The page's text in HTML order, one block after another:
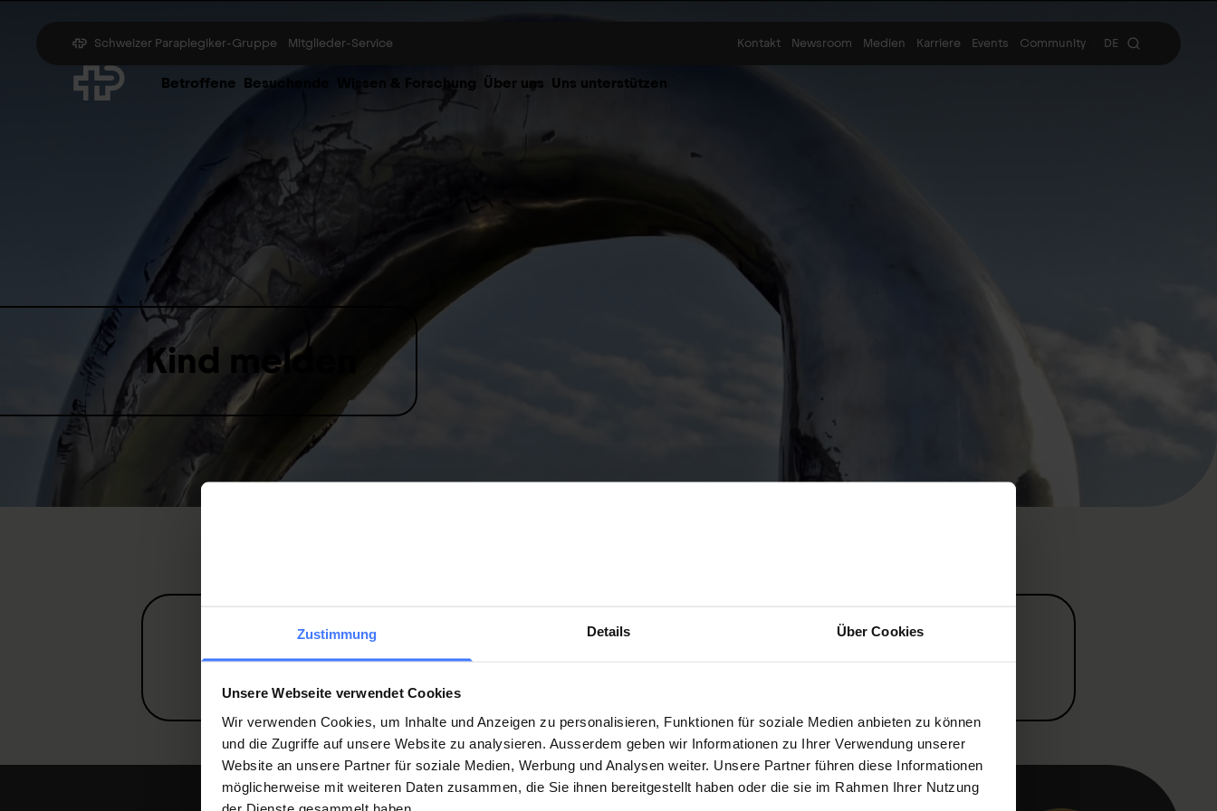
Zustimmung Details Über Cookies
Unsere Webseite verwendet Cookies
Wir verwenden Cookies, um Inhalte und Anzeigen zu personalisieren, Funktionen für soziale Medien anbieten zu können
und die Zugriffe auf unsere Website zu analysieren. Ausserdem geben wir Informationen zu Ihrer Verwendung unserer
Website an unsere Partner für soziale Medien, Werbung und Analysen weiter. Unsere Partner führen diese Informationen
möglicherweise mit weiteren Daten zusammen, die Sie ihnen bereitgestellt haben oder die sie im Rahmen Ihrer Nutzung
Schweizer Paraplegiker-Gruppe Mitglieder-Service Kontakt Newsroom Medien Karriere Events Community DE
Betroffene Besuchende Wissen & Forschung Über uns Uns unterstützen
Kind melden
War diese Seite hilfreich?